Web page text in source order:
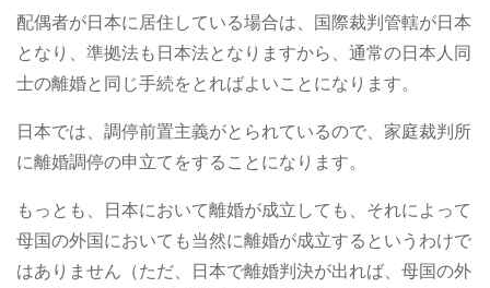
配偶者が日本に居住している場合は、国際裁判管轄が日本
となり、準拠法も日本法となりますから、通常の日本人同
士の離婚と同じ手続をとればよいことになります。
日本では、調停前置主義がとられているので、家庭裁判所
に離婚調停の申立てをすることになります。
もっとも、日本において離婚が成立しても、それによって
母国の外国においても当然に離婚が成立するというわけで
はありません（ただ、日本で離婚判決が出れば、母国の外